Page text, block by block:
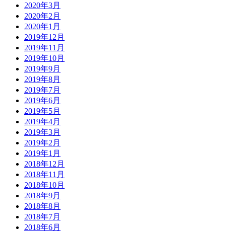
2020年3月
2020年2月
2020年1月
2019年12月
2019年11月
2019年10月
2019年9月
2019年8月
2019年7月
2019年6月
2019年5月
2019年4月
2019年3月
2019年2月
2019年1月
2018年12月
2018年11月
2018年10月
2018年9月
2018年8月
2018年7月
2018年6月